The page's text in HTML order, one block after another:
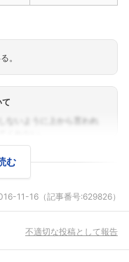
。
む
11-16 （記事番号:629826）
不適切な投稿として報告